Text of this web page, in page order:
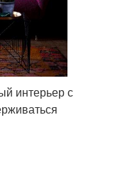
интерьер с